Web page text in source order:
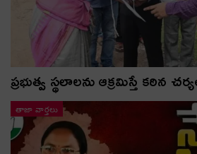
ప్రభుత్వ స్థలాలను ఆక్రమిస్తే కఠిన
తాజా వార్తలు